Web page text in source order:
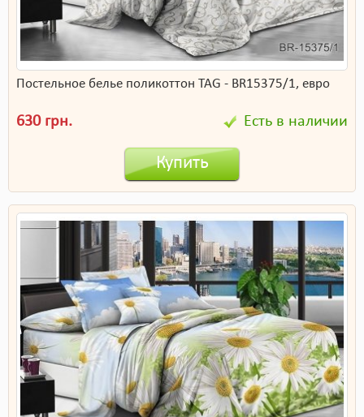
Постельное белье поликоттон TAG - BR15375/1, евро
630 грн. Есть в наличии
Купить